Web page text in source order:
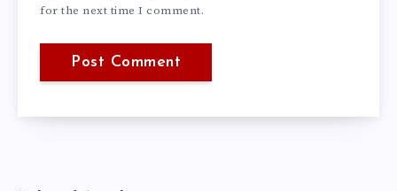
for the next time I comment.